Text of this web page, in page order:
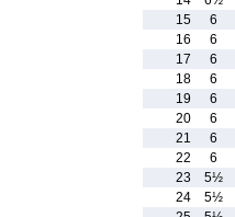
15
6
16
6
17
6
18
6
19
6
20
6
21
6
22
6
23
5½
24
5½